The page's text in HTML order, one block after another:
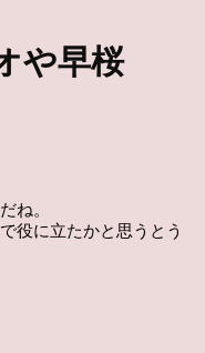
オや早桜
ね。
役に立たかと思うとう